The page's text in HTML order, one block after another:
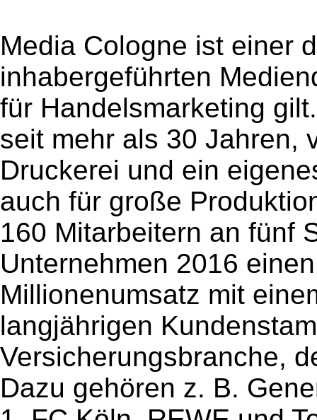
Media Cologne ist einer
inhabergeführten
für Handelsmarketing
seit mehr als 30 Jahren,
Druckerei und ein
auch für große
160 Mitarbeitern an fünf
Unternehmen 2016
Millionenumsatz mit
langjährigen
Versicherungsbranche,
Dazu gehören z. B.